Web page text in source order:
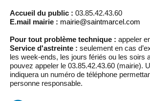
Accueil du public : 03.85.42.43.60
E.mail mairie : mairie@saintmarcel.com
Pour tout problème technique : appeler
Service d'astreinte : seulement en cas
les week-ends, les jours fériés ou les soirs
pouvez appeler le 03.85.42.43.60 (mairie).
indiquera un numéro de téléphone
personne responsable.